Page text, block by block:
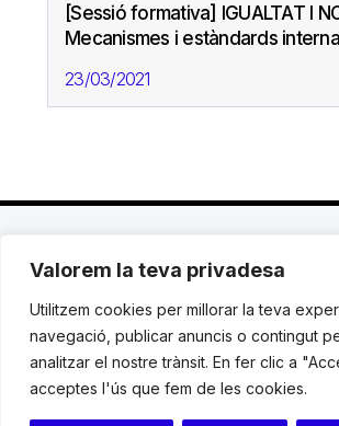
Valorem la teva privadesa
Utilitzem cookies per millorar la teva
navegació, publicar anuncis o contingut
analitzar el nostre trànsit. En fer clic a
acceptes l'ús que fem de les cookies.
[Sessió formativa] IGUALTAT I
Mecanismes i estàndards
23/03/2021
C. Avinyó 44, 2n | 08002 Barcelona |
119 03 72|institut@idhc.org
© Institut de Drets Humans de
Avis legal|Cookies|Contacte